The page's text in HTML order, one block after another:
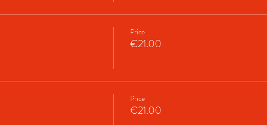
Price
€21.00
Price
€21.00